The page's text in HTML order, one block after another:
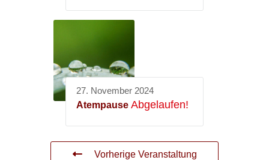
27. November 2024
Atempause Abgelaufen!
Vorherige Veranstaltung